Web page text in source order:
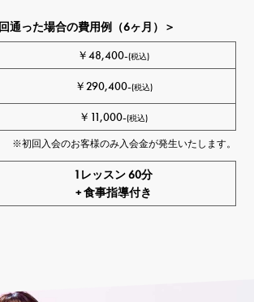
通った場合の費用例（6ヶ月）＞
￥48,400-(税込)
￥290,400-(税込)
￥11,000-(税込)
※初回入会のお客様のみ入会金が発生いたします。
1レッスン 60分
+ 食事指導付き